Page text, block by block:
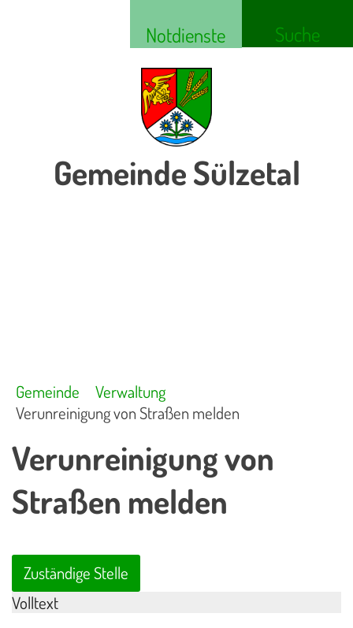
Notdienste Suche
Gemeinde Sülzetal
Gemeinde
Verwaltung
Verunreinigung von Straßen melden
Verunreinigung von
Straßen melden
Zuständige Stelle
Volltext